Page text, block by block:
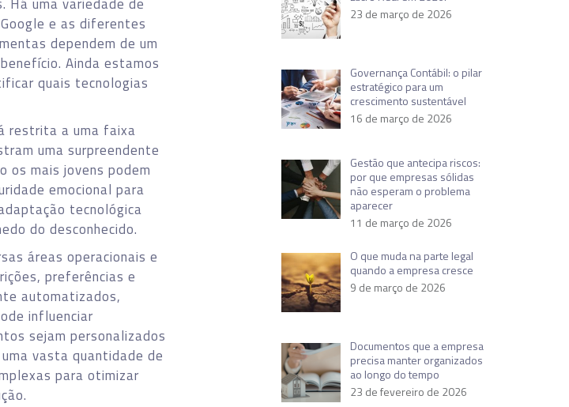
e as diferentes
dependem de um
Ainda estamos
quais tecnologias
restrita a uma faixa
uma surpreendente
os mais jovens podem
emocional para
tecnológica
do desconhecido.
áreas operacionais e
preferências e
automatizados,
influenciar
sejam personalizados
vasta quantidade de
para otimizar
23 de março de 2026
Governança Contábil: o pilar
estratégico para um
crescimento sustentável
16 de março de 2026
Gestão que antecipa riscos:
por que empresas sólidas
não esperam o problema
aparecer
11 de março de 2026
O que muda na parte legal
quando a empresa cresce
9 de março de 2026
Documentos que a empresa
precisa manter organizados
ao longo do tempo
23 de fevereiro de 2026